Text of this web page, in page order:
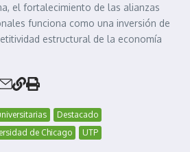
el fortalecimiento de las alianzas
funciona como una inversión de
estructural de la economía
Destacado
de Chicago UTP